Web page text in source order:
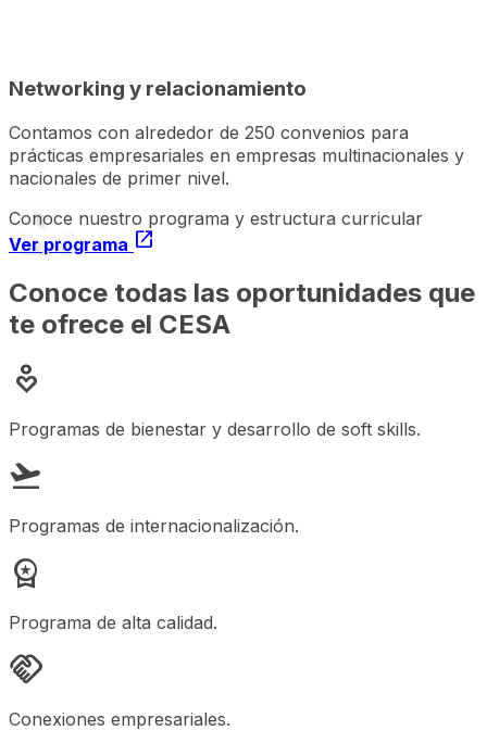
Networking y relacionamiento
Contamos con alrededor de 250 convenios para
prácticas empresariales en empresas multinacionales y
nacionales de primer nivel.
Conoce nuestro programa y estructura curricular
Ver programa open_in_new
Conoce todas las oportunidades que
te ofrece el CESA
digital_wellbeing
Programas de bienestar y desarrollo de soft skills.
flight_takeoff
Programas de internacionalización.
workspace_premium
Programa de alta calidad.
handshake
Conexiones empresariales.